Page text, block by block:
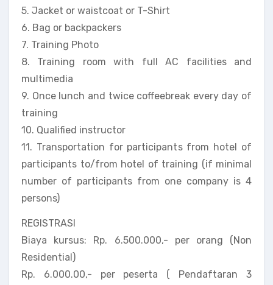
5. Jacket or waistcoat or T-Shirt
6. Bag or backpackers
7. Training Photo
8. Training room with full AC facilities and
multimedia
9. Once lunch and twice coffeebreak every day of
training
10. Qualified instructor
11. Transportation for participants from hotel of
participants to/from hotel of training (if minimal
number of participants from one company is 4
persons)
REGISTRASI
Biaya kursus: Rp. 6.500.000,- per orang (Non
Residential)
Rp. 6.000.00,- per peserta ( Pendaftaran 3